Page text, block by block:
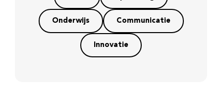
Onderwijs Communicatie
Innovatie